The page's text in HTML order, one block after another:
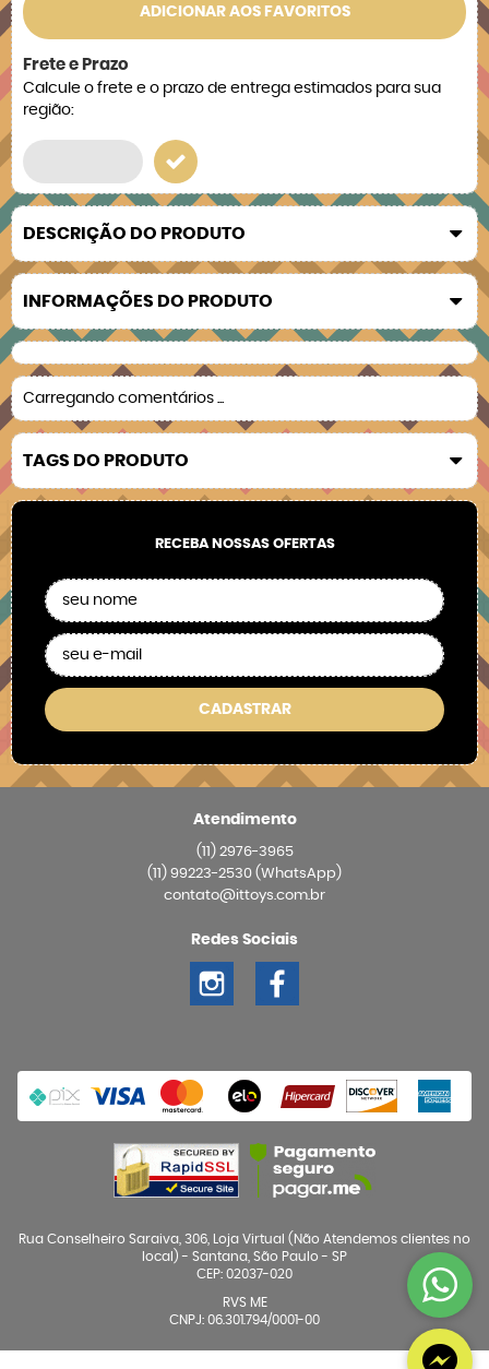
ADICIONAR AOS FAVORITOS
Frete e Prazo
Calcule o frete e o prazo de entrega estimados para sua
região:
DESCRIÇÃO DO PRODUTO
INFORMAÇÕES DO PRODUTO
Carregando comentários ...
TAGS DO PRODUTO
RECEBA NOSSAS OFERTAS
CADASTRAR
Atendimento
(11)2976-3965
(11) 99223-2530 (WhatsApp)
contato@ittoys.com.br
Redes Sociais
Rua Conselheiro Saraiva, 306, Loja Virtual (Não Atendemos clientes no
local) - Santana, São Paulo - SP
CEP: 02037-020
RVS ME
CNPJ: 06.301.794/0001-00